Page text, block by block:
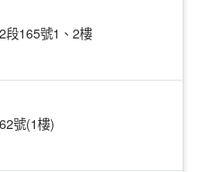
段165號1、2樓
號(1樓)